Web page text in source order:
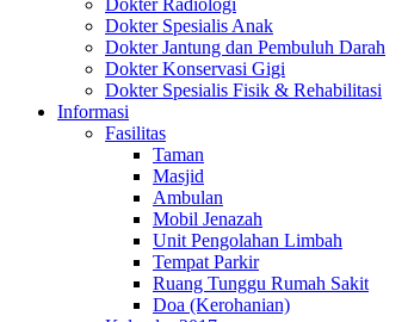
Dokter Spesialis Anak
Dokter Jantung dan Pembuluh Darah
Dokter Konservasi Gigi
Dokter Spesialis Fisik & Rehabilitasi
Informasi
Fasilitas
Taman
Masjid
Ambulan
Mobil Jenazah
Unit Pengolahan Limbah
Tempat Parkir
Ruang Tunggu Rumah Sakit
Doa (Kerohanian)